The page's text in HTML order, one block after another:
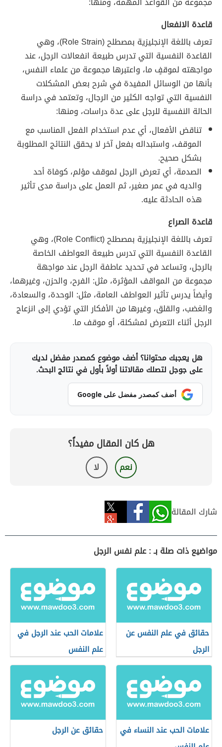
قاعدة الانفعال
تعرف باللغة الإنجليزية بمصطلح (Role Strain)، وهي
القاعدة النفسية التي تدرس طبيعة انفعالات الرجل، عند
مواجهته لموقفٍ ما، واعتبرها مجموعة من علماء النفس،
بأنها من الوسائل المفيدة في شرح بعض المشكلات
النفسية التي تواجه الكثير من الرجال، وتعتمد في دراسة
الحالة النفسية للرجل على عدة دراسات، ومنها:
تناقض الأفعال، أي عدم استخدام الفعل المناسب مع
الموقف، واستبداله بفعل آخر لا يحقق النتائج المطلوبة
بشكل صحيح.
الصدمة، أي تعرض الرجل لموقف مؤلم، كوفاة أحد
والديه في عمر صغير، ثم العمل على دراسة مدى تأثير
هذه الحادثة عليه.
قاعدة الصراع
تعرف باللغة الإنجليزية بمصطلح (Role Conflict)، وهي
القاعدة النفسية التي تدرس طبيعة العواطف الخاصة
بالرجل، وتساعد في تحديد عاطفة الرجل عند مواجهة
مجموعة من المواقف المؤثرة، مثل: الفرح، والحزن، وغيرهما،
وأيضاً يدرس تأثير العواطف العامة، مثل: الوحدة، والسعادة،
والغضب، والقلق، وغيرها من الأفكار التي تؤدي إلى انزعاج
الرجل أثناء التعرض لمشكلة، أو موقف ما.
هل يعجبك محتوانا؟ أضف موضوع كمصدر مفضل لديك
على جوجل لتصلك مقالاتنا أولاً بأول في نتائج البحث.
أضف كمصدر مفضل على Google
هل كان المقال مفيداً؟
نعم لا
شارك المقالة
مواضيع ذات صلة بـ : علم نفس الرجل
حقائق في علم النفس عن
الرجل
علامات الحب عند الرجل في
علم النفس
علامات الحب عند النساء في
حقائق عن الرجل